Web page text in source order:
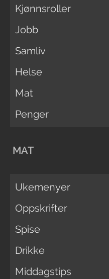
Kjønnsroller
Jobb
Samliv
Helse
Mat
Penger
MAT
Ukemenyer
Oppskrifter
Spise
Drikke
Middagstips